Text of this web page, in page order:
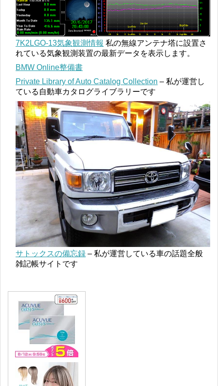
7K2LGO-13気象観測情報 私の無線アンテナ塔に設置さ
れている気象観測装置の最新データを表示します。
BMW Online整備書
Private Library of Auto Catalog Collection – 私が運営し
ている自動車カタログライブラリーです
サトックスの備忘録 – 私が運営している車の話題全般
雑記帳サイトです